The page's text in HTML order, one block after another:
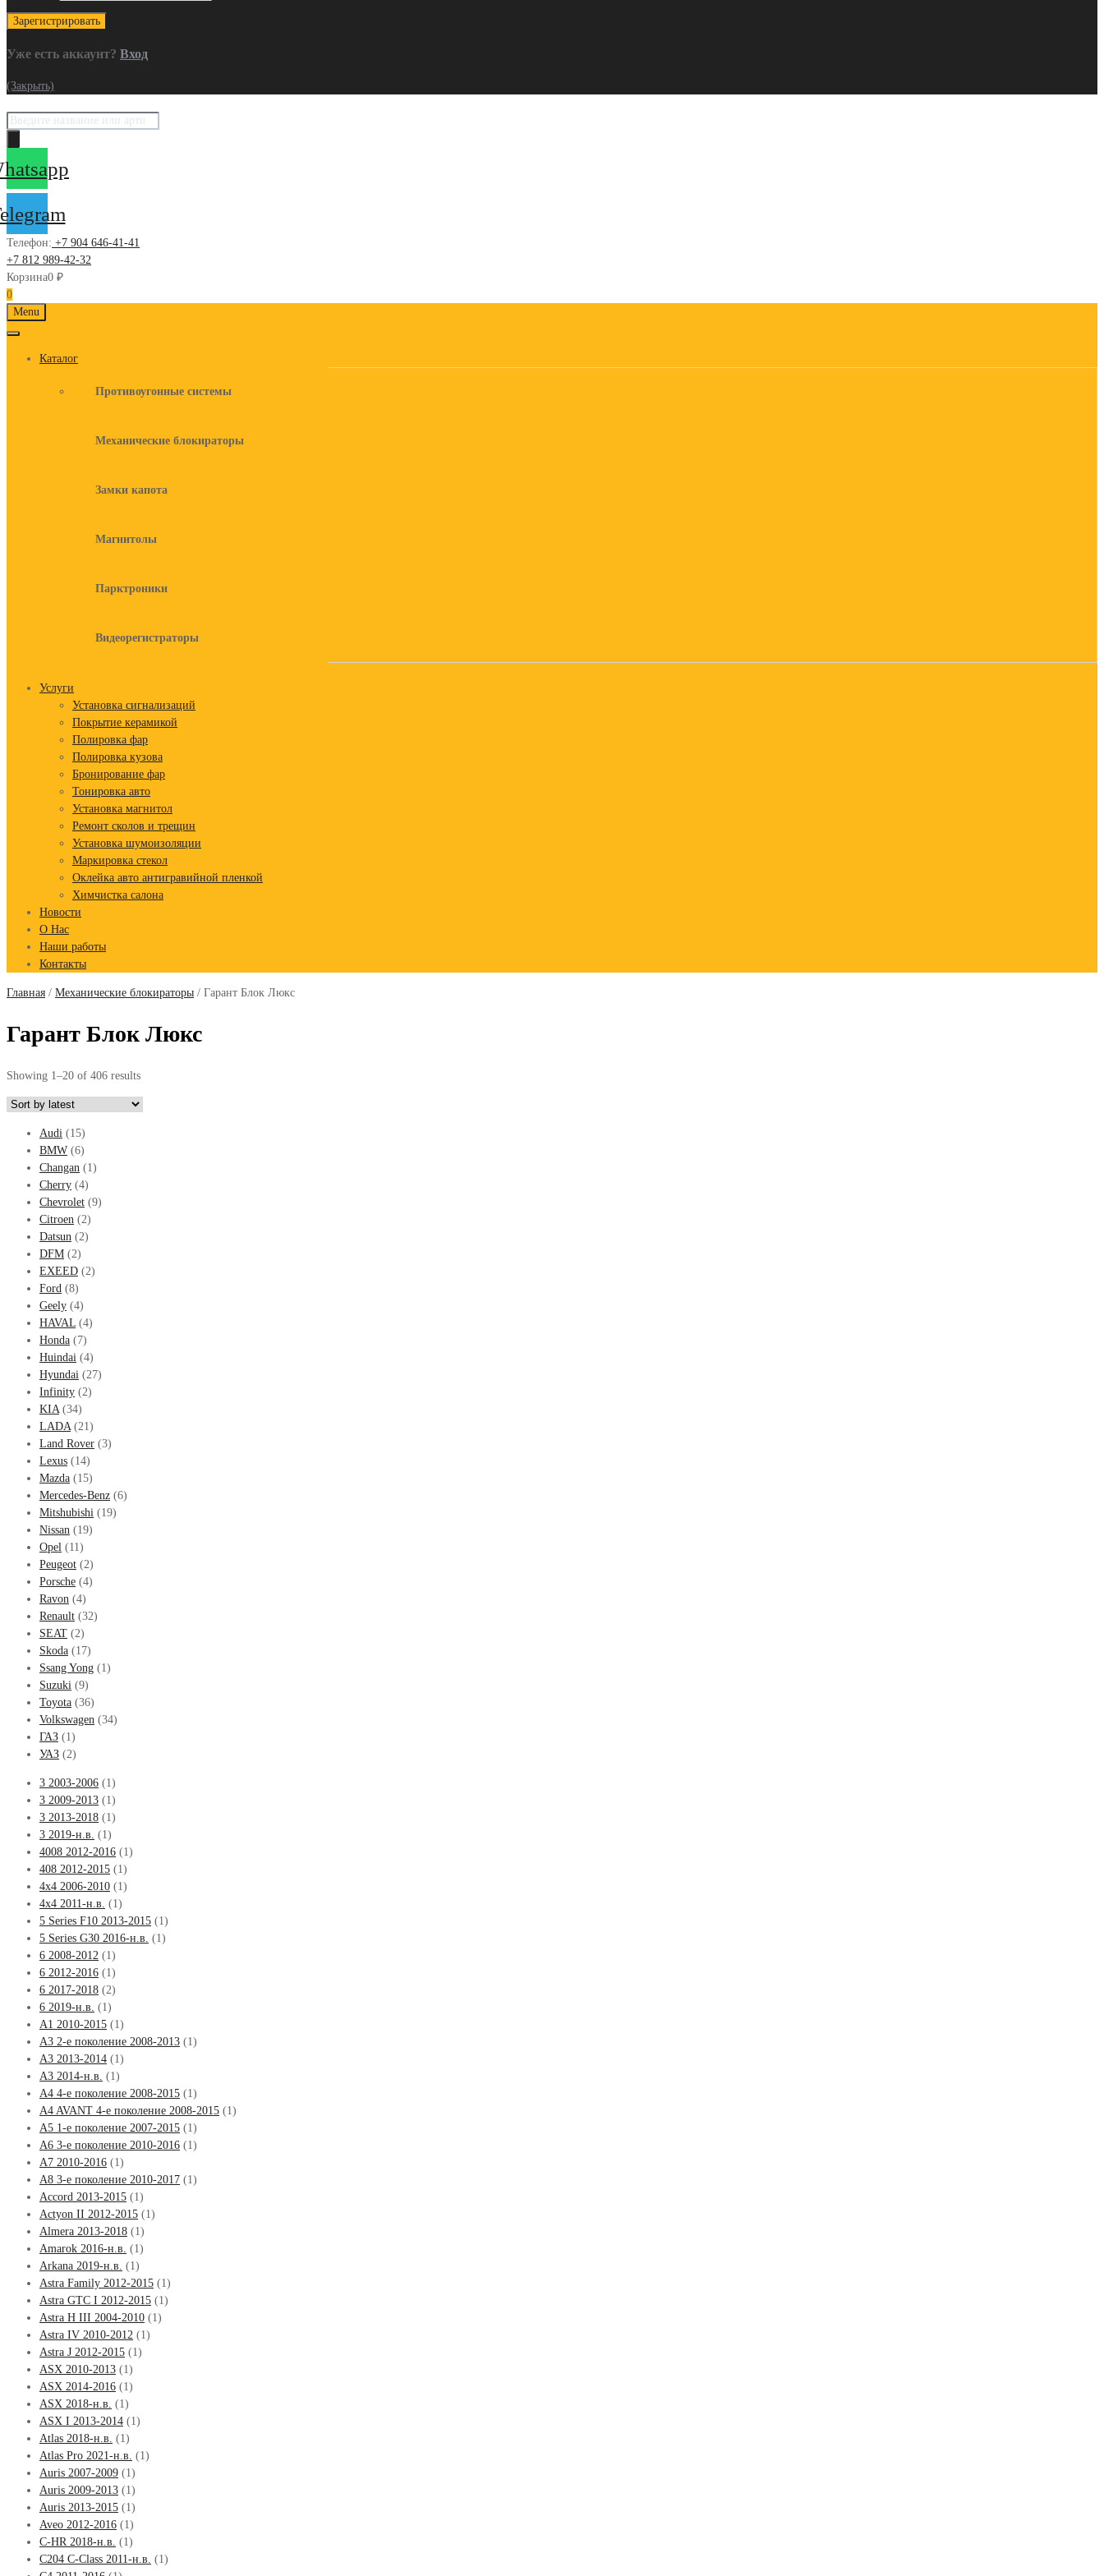
Уже есть аккаунт? Вход
(Закрыть)
Поиск
Телефон: +7 904 646-41-41
+7 812 989-42-32
Корзина0 ₽
0
Skip
to
Menu
Каталог
Противоугонные системы
Механические блокираторы
Замки капота
Магнитолы
Парктроники
Видеорегистраторы
Услуги
Установка сигнализаций
Покрытие керамикой
Полировка фар
Полировка кузова
Бронирование фар
Тонировка авто
Установка магнитол
Ремонт сколов и трещин
Установка шумоизоляции
Маркировка стекол
Оклейка авто антигравийной пленкой
Химчистка салона
Новости
О Нас
Наши работы
Контакты
Главная / Механические блокираторы / Гарант Блок Люкс
Гарант Блок Люкс
Showing 1–20 of 406 results
Audi (15)
BMW (6)
Changan (1)
Cherry (4)
Chevrolet (9)
Citroen (2)
Datsun (2)
DFM (2)
EXEED (2)
Ford (8)
Geely (4)
HAVAL (4)
Honda (7)
Huindai (4)
Hyundai (27)
Infinity (2)
KIA (34)
LADA (21)
Land Rover (3)
Lexus (14)
Mazda (15)
Mercedes-Benz (6)
Mitshubishi (19)
Nissan (19)
Opel (11)
Peugeot (2)
Porsche (4)
Ravon (4)
Renault (32)
SEAT (2)
Skoda (17)
Ssang Yong (1)
Suzuki (9)
Toyota (36)
Volkswagen (34)
ГАЗ (1)
УАЗ (2)
3 2003-2006 (1)
3 2009-2013 (1)
3 2013-2018 (1)
3 2019-н.в. (1)
4008 2012-2016 (1)
408 2012-2015 (1)
4x4 2006-2010 (1)
4x4 2011-н.в. (1)
5 Series F10 2013-2015 (1)
5 Series G30 2016-н.в. (1)
6 2008-2012 (1)
6 2012-2016 (1)
6 2017-2018 (2)
6 2019-н.в. (1)
A1 2010-2015 (1)
A3 2-е поколение 2008-2013 (1)
A3 2013-2014 (1)
A3 2014-н.в. (1)
A4 4-е поколение 2008-2015 (1)
A4 AVANT 4-е поколение 2008-2015 (1)
A5 1-е поколение 2007-2015 (1)
A6 3-е поколение 2010-2016 (1)
A7 2010-2016 (1)
A8 3-е поколение 2010-2017 (1)
Accord 2013-2015 (1)
Actyon II 2012-2015 (1)
Almera 2013-2018 (1)
Amarok 2016-н.в. (1)
Arkana 2019-н.в. (1)
Astra Family 2012-2015 (1)
Astra GTC I 2012-2015 (1)
Astra H III 2004-2010 (1)
Astra IV 2010-2012 (1)
Astra J 2012-2015 (1)
ASX 2010-2013 (1)
ASX 2014-2016 (1)
ASX 2018-н.в. (1)
ASX I 2013-2014 (1)
Atlas 2018-н.в. (1)
Atlas Pro 2021-н.в. (1)
Auris 2007-2009 (1)
Auris 2009-2013 (1)
Auris 2013-2015 (1)
Aveo 2012-2016 (1)
C-HR 2018-н.в. (1)
C204 C-Class 2011-н.в. (1)